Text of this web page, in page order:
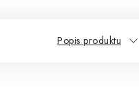
Popis produktu